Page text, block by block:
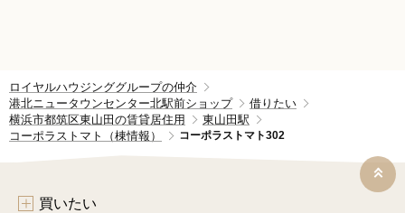
ロイヤルハウジンググループの仲介
港北ニュータウンセンター北駅前ショップ
借りたい
横浜市都筑区東山田の賃貸居住用
東山田駅
コーポラストマト（棟情報）
コーポラストマト302
買いたい